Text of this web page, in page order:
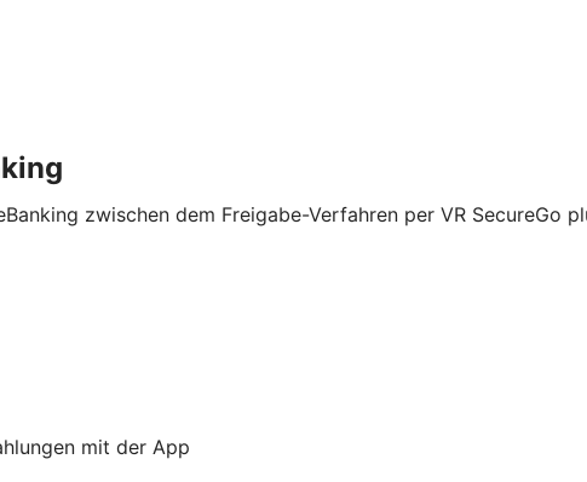
zwischen dem Freigabe-Verfahren per VR SecureGo
mit der App